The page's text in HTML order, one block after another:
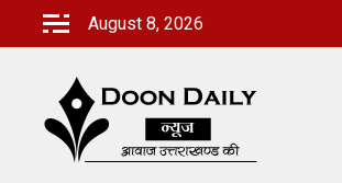
August 8, 2026